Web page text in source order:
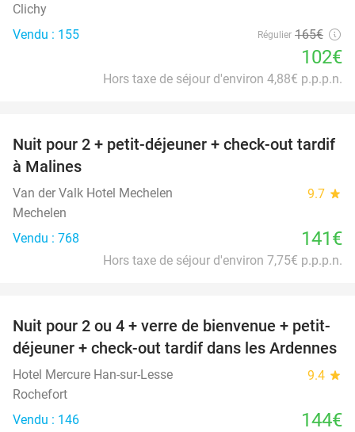
Clichy
Vendu : 155
Régulier 165€
102€
Hors taxe de séjour d'environ 4,88€ p.p.p.n.
Nuit pour 2 + petit-déjeuner + check-out tardif
à Malines
Van der Valk Hotel Mechelen 9.7 star
Mechelen
Vendu : 768
141€
Hors taxe de séjour d'environ 7,75€ p.p.p.n.
Nuit pour 2 ou 4 + verre de bienvenue + petit-
déjeuner + check-out tardif dans les Ardennes
Hotel Mercure Han-sur-Lesse 9.4 star
Rochefort
Vendu : 146
144€